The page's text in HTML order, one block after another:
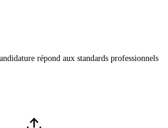
répond aux standards professionnels